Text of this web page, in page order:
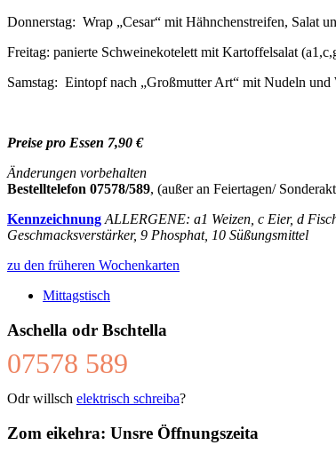
Donnerstag: Wrap „Cesar“ mit Hähnchenstreifen, Salat
Freitag: panierte Schweinekotelett mit Kartoffelsalat
Samstag: Eintopf nach „Großmutter Art“ mit Nudeln und
Preise pro Essen 7,90 €
Änderungen vorbehalten
Bestelltelefon 07578/589, (außer an Feiertagen/
Kennzeichnung ALLERGENE: a1 Weizen, c Eier, d
Geschmacksverstärker, 9 Phosphat, 10 Süßungsmittel
zu den früheren Wochenkarten
Mittagstisch
Aschella odr Bschtella
07578 589
Odr willsch elektrisch schreiba?
Zom eikehra: Unsre Öffnungszeita